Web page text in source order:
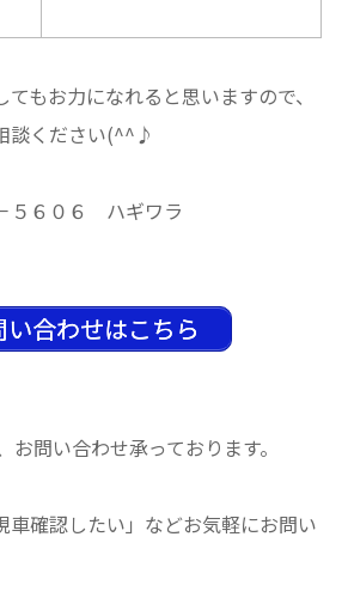
もお力になれると思いますので、
談ください(^^♪
５６０６ ハギワラ
い合わせはこちら
お問い合わせ承っております。
車確認したい」などお気軽にお問い